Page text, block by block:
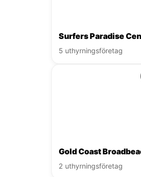
Surfers Paradise
5 uthyrningsföretag
Gold Coast
2 uthyrningsföretag